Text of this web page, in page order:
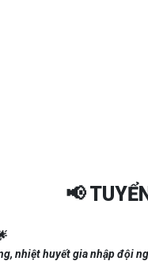
📢
nhiệt huyết gia nhập đội